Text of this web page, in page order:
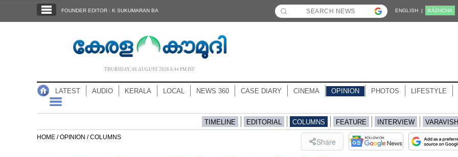
NOTIFIED NEWS
FOUNDER EDITOR : K SUKUMARAN BA ENGLISH | KĀZHCHA
THURSDAY, 06 AUGUST 2026 8.44 PM IST
LATEST AUDIO KERALA LOCAL NEWS 360 CASE DIARY CINEMA OPINION PHOTOS LIFESTYLE
TIMELINE EDITORIAL COLUMNS FEATURE INTERVIEW
HOME /OPINION /COLUMNS Share